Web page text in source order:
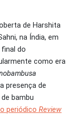
de Harshita
na Índia, em
do
como era
presença de
bambu
periódico Review